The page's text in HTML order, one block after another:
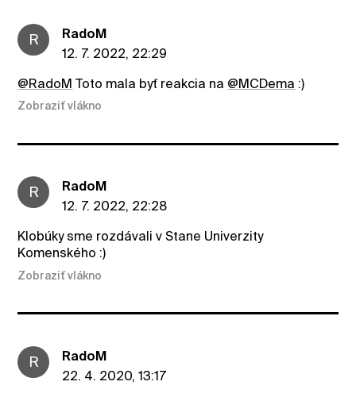
R
RadoM
12. 7. 2022, 22:29
@RadoM Toto mala byť reakcia na @MCDema :)
Zobraziť vlákno
R
RadoM
12. 7. 2022, 22:28
Klobúky sme rozdávali v Stane Univerzity
Komenského :)
Zobraziť vlákno
R
RadoM
22. 4. 2020, 13:17